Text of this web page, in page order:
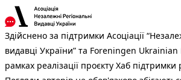
Здійснено за підтримки Асоціації
видавці України” та Foreningen
рамках реалізації проєкту Хаб підтримки